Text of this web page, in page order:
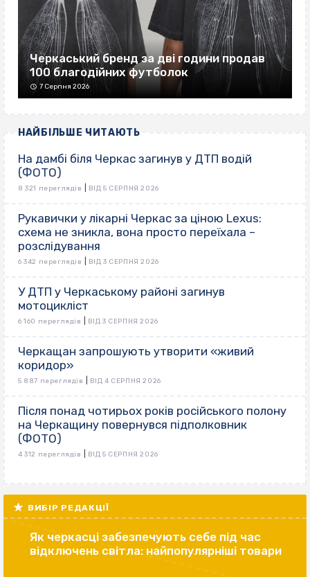
Черкаський бренд за дві години продав
100 благодійних футболок
7 Серпня 2026
НАЙБІЛЬШЕ ЧИТАЮТЬ
На дамбі біля Черкас загинув у ДТП водій
(ФОТО)
8 321 переглядів ВІД 5 СЕРПНЯ 2026
Рукавички у лікарні Черкас за ціною Lexus:
схема не зникла, вона просто переїхала –
розслідування
6 342 переглядів ВІД 3 СЕРПНЯ 2026
У ДТП у Черкаському районі загинув
мотоцикліст
6 160 переглядів ВІД 3 СЕРПНЯ 2026
Черкащан запрошують утворити «живий
коридор»
5 887 переглядів ВІД 4 СЕРПНЯ 2026
Після понад чотирьох років російського полону
на Черкащину повернувся підполковник
(ФОТО)
4 312 переглядів ВІД 5 СЕРПНЯ 2026
ВИБІР РЕДАКЦІЇ
Як черкасці забезпечують себе під час
відключень світла: найпопулярніші товари